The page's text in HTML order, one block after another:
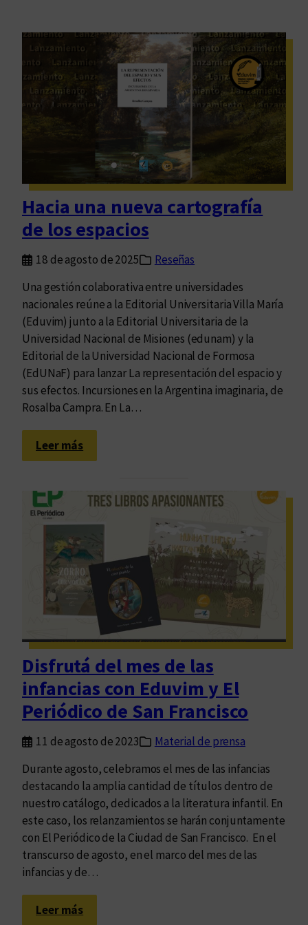
Hacia una nueva cartografía
de los espacios
18 de agosto de 2025
Reseñas
Una gestión colaborativa entre universidades
nacionales reúne a la Editorial Universitaria Villa María
(Eduvim) junto a la Editorial Universitaria de la
Universidad Nacional de Misiones (edunam) y la
Editorial de la Universidad Nacional de Formosa
(EdUNaF) para lanzar La representación del espacio y
sus efectos. Incursiones en la Argentina imaginaria, de
Rosalba Campra. En La…
Leer más:
H
c
u
n
a
u
v
a
c
a
r
t
g
r
a
f
í
a
d
e
l
Disfrutá del mes de las
infancias con Eduvim y El
Periódico de San Francisco
11 de agosto de 2023
Material de prensa
Durante agosto, celebramos el mes de las infancias
destacando la amplia cantidad de títulos dentro de
nuestro catálogo, dedicados a la literatura infantil. En
este caso, los relanzamientos se harán conjuntamente
con El Periódico de la Ciudad de San Francisco. En el
transcurso de agosto, en el marco del mes de las
infancias y de…
Leer más: